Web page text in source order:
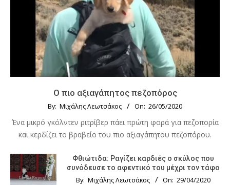
Ο πιο αξιαγάπητος πεζοπόρος
By: Μιχάλης Λεωτσάκος On: 26/05/2020
Ένα μικρό γκόλντεν ριτρίβερ πάει πρώτη φορά για πεζοπορία
και κερδίζει το βραβείο του πιο αξιαγάπητου πεζοπόρου.
Φθιώτιδα: Ραγίζει καρδιές ο σκύλος που
συνόδευσε το αφεντικό του μέχρι τον τάφο
By: Μιχάλης Λεωτσάκος On: 29/04/2020